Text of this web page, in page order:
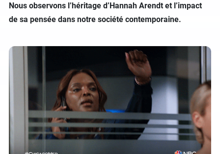
Nous observons l’héritage d’Hannah Arendt et l’impact
de sa pensée dans notre société contemporaine.